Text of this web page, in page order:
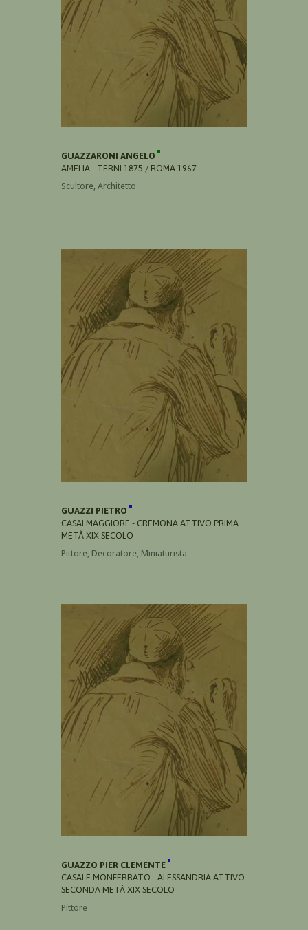
GUAZZARONI ANGELO
AMELIA - TERNI 1875 / ROMA 1967
Scultore, Architetto
GUAZZI PIETRO
CASALMAGGIORE - CREMONA ATTIVO PRIMA
METÀ XIX SECOLO
Pittore, Decoratore, Miniaturista
GUAZZO PIER CLEMENTE
CASALE MONFERRATO - ALESSANDRIA ATTIVO
SECONDA METÀ XIX SECOLO
Pittore